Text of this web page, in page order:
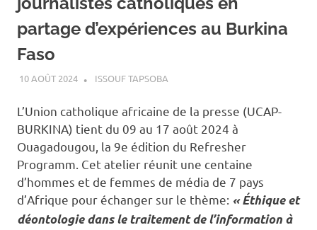
partage d’expériences au Burkina
Faso
10 AOÛT 2024 ISSOUF TAPSOBA
L’Union catholique africaine de la presse (UCAP-
BURKINA) tient du 09 au 17 août 2024 à
Ouagadougou, la 9e édition du Refresher
Programm. Cet atelier réunit une centaine
d’hommes et de femmes de média de 7 pays
d’Afrique pour échanger sur le thème: « Éthique et
déontologie dans le traitement de l’information à